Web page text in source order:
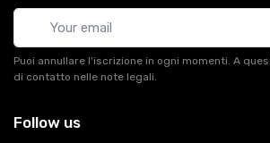
Puoi annullare l'iscrizione in ogni momenti. A
di contatto nelle note legali.
Follow us